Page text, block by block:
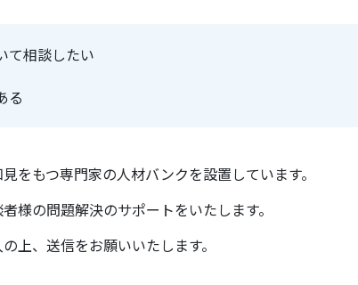
て相談したい
る
をもつ専門家の人材バンクを設置しています。
様の問題解決のサポートをいたします。
上、送信をお願いいたします。